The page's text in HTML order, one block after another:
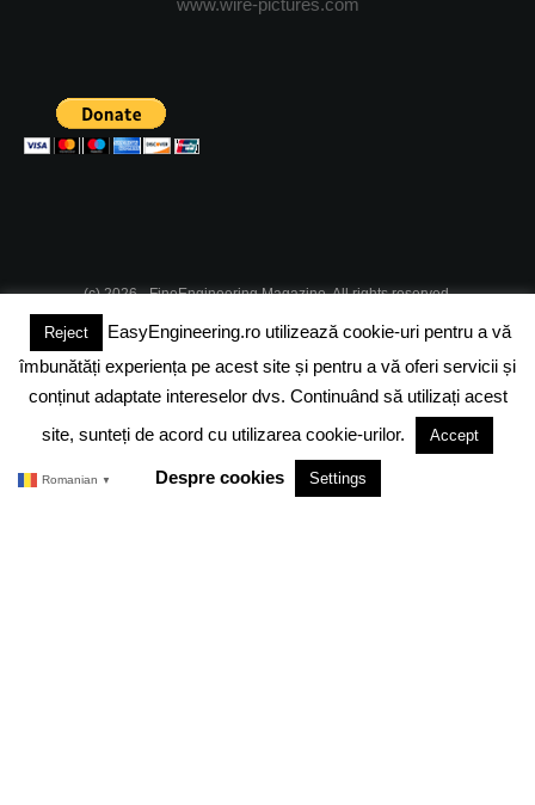
(c) 2026 - FineEngineering Magazine. All rights reserved.
DESPRE NOI ABONAMENT
DESPRE COOKIES POLITICA DE CONFIDENTIALITATE
TERMENI SI CONDITII
Reject
EasyEngineering.ro utilizează cookie-uri pentru a vă
îmbunătăți experiența pe acest site și pentru a vă oferi servicii și
conținut adaptate intereselor dvs. Continuând să utilizați acest
site, sunteți de acord cu utilizarea cookie-urilor.
Accept
Despre cookies Settings
Romanian ▼